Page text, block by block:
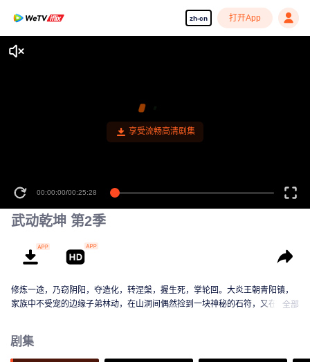
zh-cn 打开App
享受流畅高清剧集
00:00:00/00:25:28
武动乾坤 第2季
修炼一途，乃窃阴阳，夺造化，转涅槃，握生死，掌轮回。大炎王朝青阳镇，
家族中不受宠的边缘子弟林动，在山洞间偶然捡到一块神秘的石符，又在石符
全部
剧集